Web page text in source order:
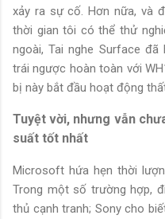
xảy ra sự cố. Hơn nữa, và
thời gian tôi có thể thử
ngoài, Tai nghe Surface
trái ngược hoàn toàn với
bị này bắt đầu hoạt động
Tuyệt vời, nhưng vẫn
suất tốt nhất
Microsoft hứa hẹn thời
Trong một số trường hợp,
thủ cạnh tranh; Sony cho